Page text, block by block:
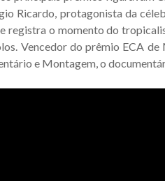
Ricardo, protagonista da
registra o momento do
Vencedor do prêmio ECA
e Montagem, o